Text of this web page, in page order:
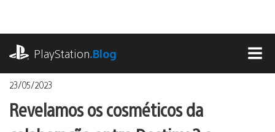
o
conteúdo
PlayStation.Blog
23/05/2023
Revelamos os cosméticos da